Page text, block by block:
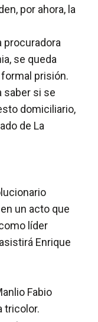
por ahora, la
procuradora
se queda
prisión.
saber si se
domiciliario,
de La
un acto que
líder
Enrique
Fabio
tricolor.